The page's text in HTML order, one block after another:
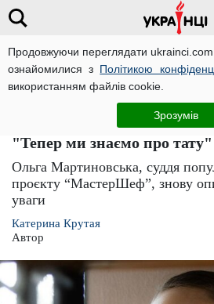
Продовжуючи переглядати
ознайомилися з Політикою
використанням файлів cookie.
Зрозумів
Ольга Мартиновська з
роздяглася догола і
"Тепер ми знаємо про тату"
Ольга Мартиновська, суддя
проєкту “МастерШеф”, знову
уваги
Катерина Крутая
Автор